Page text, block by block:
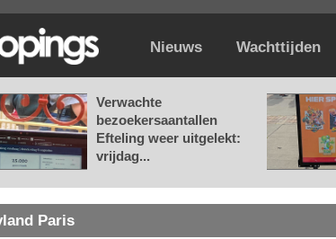
Nieuws Wachttijden
Verwachte
bezoekersaantallen
Efteling weer uitgelekt:
vrijdag...
Paris